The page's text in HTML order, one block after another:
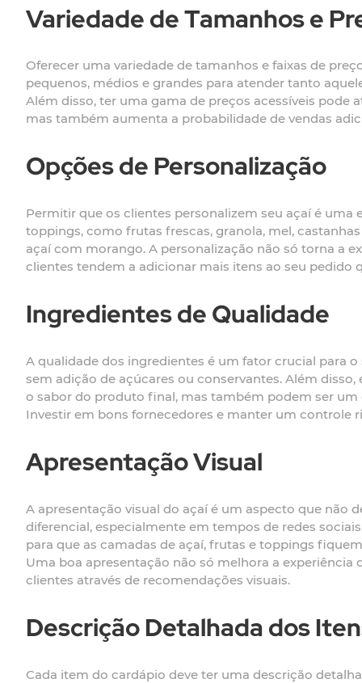
Variedade de Tamanhos e
Oferecer uma variedade de tamanhos e faixas de
pequenos, médios e grandes para atender tanto
Além disso, ter uma gama de preços acessíveis pode
mas também aumenta a probabilidade de vendas
Opções de Personalização
Permitir que os clientes personalizem seu açaí é uma
toppings, como frutas frescas, granola, mel,
açaí com morango. A personalização não só torna a
clientes tendem a adicionar mais itens ao seu pedido
Ingredientes de Qualidade
A qualidade dos ingredientes é um fator crucial para
sem adição de açúcares ou conservantes. Além
o sabor do produto final, mas também podem ser
Investir em bons fornecedores e manter um controle
Apresentação Visual
A apresentação visual do açaí é um aspecto que não
diferencial, especialmente em tempos de redes
para que as camadas de açaí, frutas e toppings
Uma boa apresentação não só melhora a
clientes através de recomendações visuais.
Descrição Detalhada dos
Cada item do cardápio deve ter uma descrição